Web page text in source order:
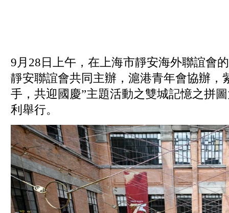
9月28日上午，在上海市靜安海外聯誼會
靜安聯誼會共同主辦，滬港青年會協辦，
手，共迎國慶”主題活動之雙城記憶之拼
利舉行。